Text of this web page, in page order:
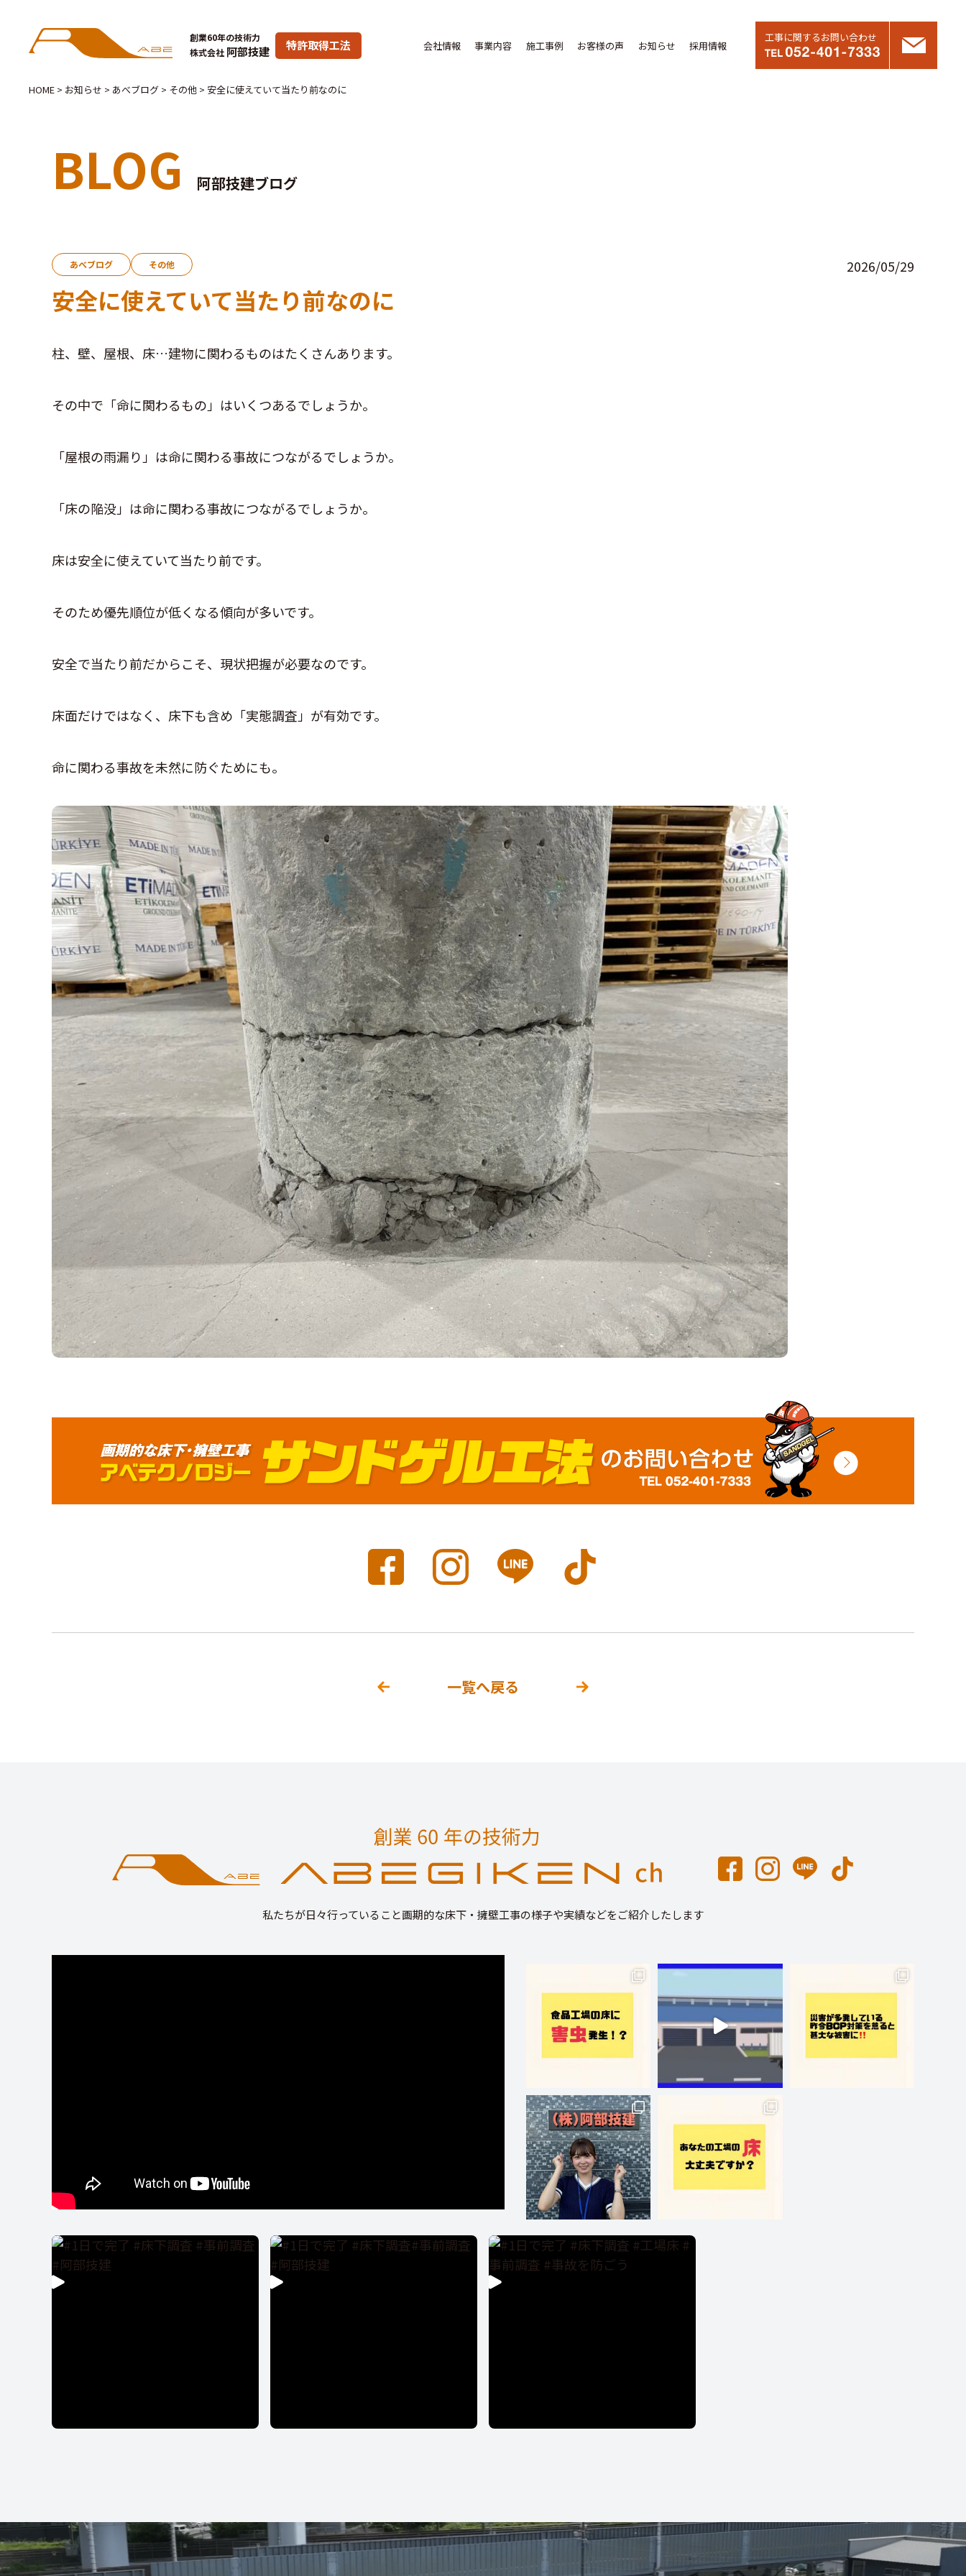
創業60年の技術力
株式会社 阿部技建 特許取得工法 会社情報 事業内容 施工事例 お客様の声 お知らせ 採用情報
工事に関するお問い合わせ
HOME > お知らせ > あべブログ > その他 > 安全に使えていて当たり前なのに
BLOG 阿部技建ブログ
あべブログ その他 2026/05/29
安全に使えていて当たり前なのに
柱、壁、屋根、床…建物に関わるものはたくさんあります。
その中で「命に関わるもの」はいくつあるでしょうか。
「屋根の雨漏り」は命に関わる事故につながるでしょうか。
「床の陥没」は命に関わる事故につながるでしょうか。
床は安全に使えていて当たり前です。
そのため優先順位が低くなる傾向が多いです。
安全で当たり前だからこそ、現状把握が必要なのです。
床面だけではなく、床下も含め「実態調査」が有効です。
命に関わる事故を未然に防ぐためにも。
一覧へ戻る
私たちが日々行っていること画期的な床下・擁壁工事の様子や実績などをご紹介したします